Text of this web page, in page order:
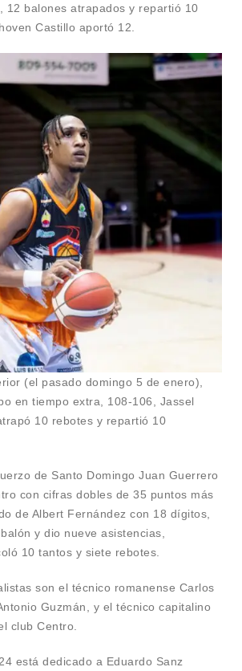
12 balones atrapados y repartió 10
Castillo aportó 12.
(el pasado domingo 5 de enero),
en tiempo extra, 108-106, Jassel
10 rebotes y repartió 10
de Santo Domingo Juan Guerrero
con cifras dobles de 35 puntos más
de Albert Fernández con 18 dígitos,
y dio nueve asistencias,
10 tantos y siete rebotes.
son el técnico romanense Carlos
Guzmán, y el técnico capitalino
club Centro.
está dedicado a Eduardo Sanz